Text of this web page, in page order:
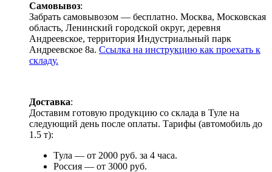
Самовывоз:
Забрать самовывозом — бесплатно. Москва, Московская
область, Ленинский городской округ, деревня
Андреевское, территория Индустриальный парк
Андреевское 8а. Ссылка на инструкцию как проехать к
складу.
Доставка:
Доставим готовую продукцию со склада в Туле на
следующий день после оплаты. Тарифы (автомобиль до
1.5 т):
Тула — от 2000 руб. за 4 часа.
Россия — от 3000 руб.